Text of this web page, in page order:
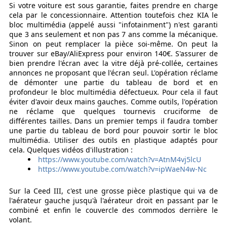
Si votre voiture est sous garantie, faites prendre en charge
cela par le concessionnaire. Attention toutefois chez KIA le
bloc multimédia (appelé aussi "infotainment") n'est garanti
que 3 ans seulement et non pas 7 ans comme la mécanique.
Sinon on peut remplacer la pièce soi-même. On peut la
trouver sur eBay/AliExpress pour environ 140€. S'assurer de
bien prendre l'écran avec la vitre déjà pré-collée, certaines
annonces ne proposant que l'écran seul. L'opération réclame
de démonter une partie du tableau de bord et en
profondeur le bloc multimédia défectueux. Pour cela il faut
éviter d'avoir deux mains gauches. Comme outils, l'opération
ne réclame que quelques tournevis cruciforme de
différentes tailles. Dans un premier temps il faudra tomber
une partie du tableau de bord pour pouvoir sortir le bloc
multimédia. Utiliser des outils en plastique adaptés pour
cela. Quelques vidéos d'illustration :
https://www.youtube.com/watch?v=AtnM4vj5lcU
https://www.youtube.com/watch?v=ipWaeN4w-Nc
Sur la Ceed III, c'est une grosse pièce plastique qui va de
l'aérateur gauche jusqu'à l'aérateur droit en passant par le
combiné et enfin le couvercle des commodos derrière le
volant.